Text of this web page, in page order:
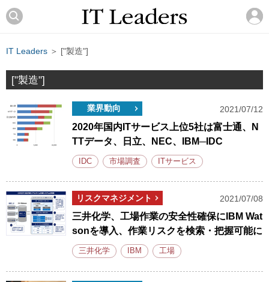
IT Leaders ＞ ["製造"]
["製造"]
業界動向 2021/07/12
2020年国内ITサービス上位5社は富士通、N
TTデータ、日立、NEC、IBM─IDC
IDC 市場調査 ITサービス
リスクマネジメント 2021/07/08
三井化学、工場作業の安全性確保にIBM Wat
sonを導入、作業リスクを検索・把握可能に
三井化学 IBM 工場